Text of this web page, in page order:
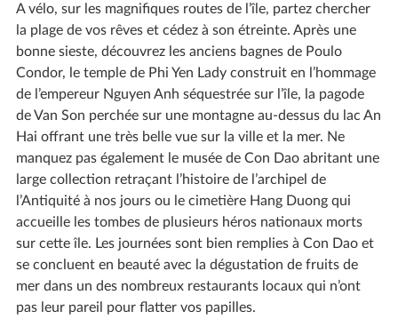
A vélo, sur les magnifiques routes de l’île, partez chercher
la plage de vos rêves et cédez à son étreinte. Après une
bonne sieste, découvrez les anciens bagnes de Poulo
Condor, le temple de Phi Yen Lady construit en l’hommage
de l’empereur Nguyen Anh séquestrée sur l’île, la pagode
de Van Son perchée sur une montagne au-dessus du lac An
Hai offrant une très belle vue sur la ville et la mer. Ne
manquez pas également le musée de Con Dao abritant une
large collection retraçant l’histoire de l’archipel de
l’Antiquité à nos jours ou le cimetière Hang Duong qui
accueille les tombes de plusieurs héros nationaux morts
sur cette île. Les journées sont bien remplies à Con Dao et
se concluent en beauté avec la dégustation de fruits de
mer dans un des nombreux restaurants locaux qui n’ont
pas leur pareil pour flatter vos papilles.